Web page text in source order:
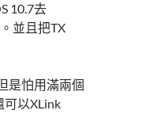
10.7去
並且把TX
是怕用滿兩個
可以XLink